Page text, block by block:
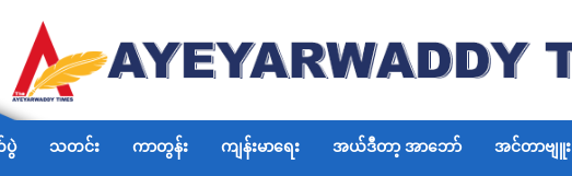
ပွဲ သတင်း ကာတွန်း ကျန်းမာရေး အယ်ဒီတာ့ အာဘော် အင်တာဗျူး